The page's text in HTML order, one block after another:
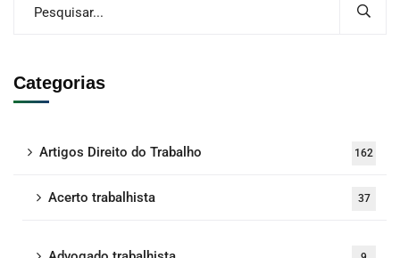
Categorias
Artigos Direito do Trabalho 162
Acerto trabalhista 37